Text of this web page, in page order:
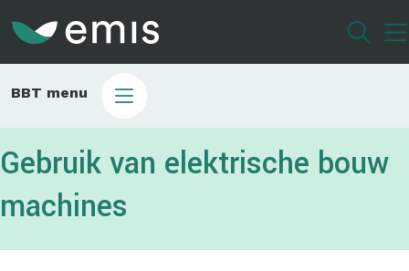
gaan
Main
BBT menu
Gebruik van elektrische bouw
machines